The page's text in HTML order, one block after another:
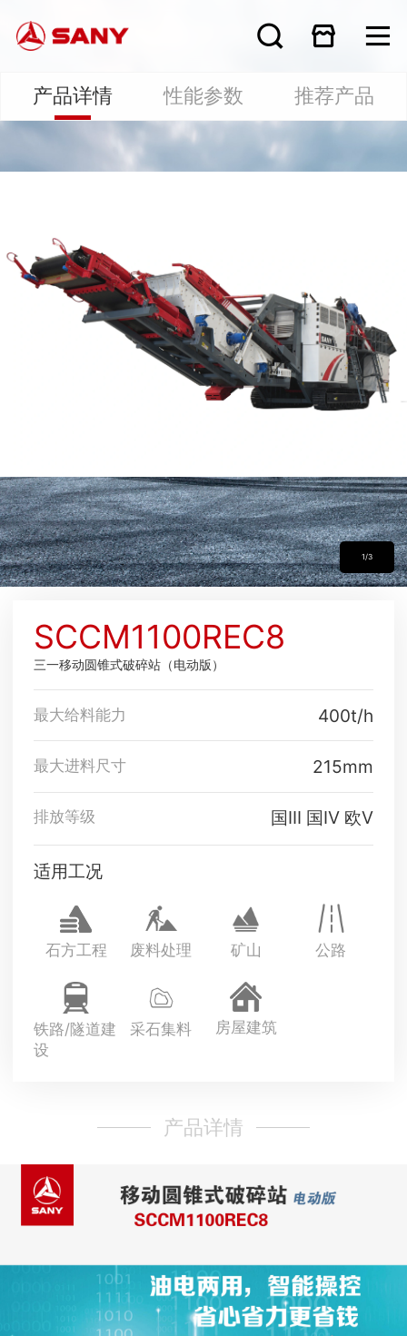
1/3
SCCM1100REC8
三一移动圆锥式破碎站（电动版）
最大给料能力 400t/h
最大进料尺寸 215mm
排放等级 国III 国Ⅳ 欧V
适用工况
石方工程 废料处理 矿山 公路
铁路/隧道建
设
采石集料 房屋建筑
产品详情 性能参数 推荐产品
产品详情